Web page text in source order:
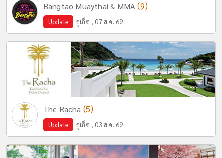
Bangtao Muaythai & MMA(9)
Update ภูเก็ต , 07 ส.ค. 69
The Racha (5)
Update ภูเก็ต , 03 ส.ค. 69